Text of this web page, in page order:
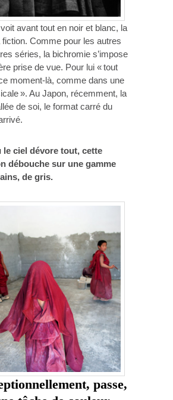
avant tout en noir et blanc, la
fiction. Comme pour les autres
séries, la bichromie s’impose
prise de vue. Pour lui « tout
moment-là, comme dans une
». Au Japon, récemment, la
de soi, le format carré du
le ciel dévore tout, cette
débouche sur une gamme
de gris.
passe,